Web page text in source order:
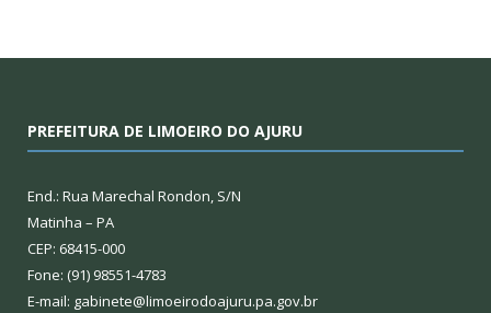
PREFEITURA DE LIMOEIRO DO AJURU
End.: Rua Marechal Rondon, S/N
Matinha – PA
CEP: 68415-000
Fone: (91) 98551-4783
E-mail: gabinete@limoeirodoajuru.pa.gov.br